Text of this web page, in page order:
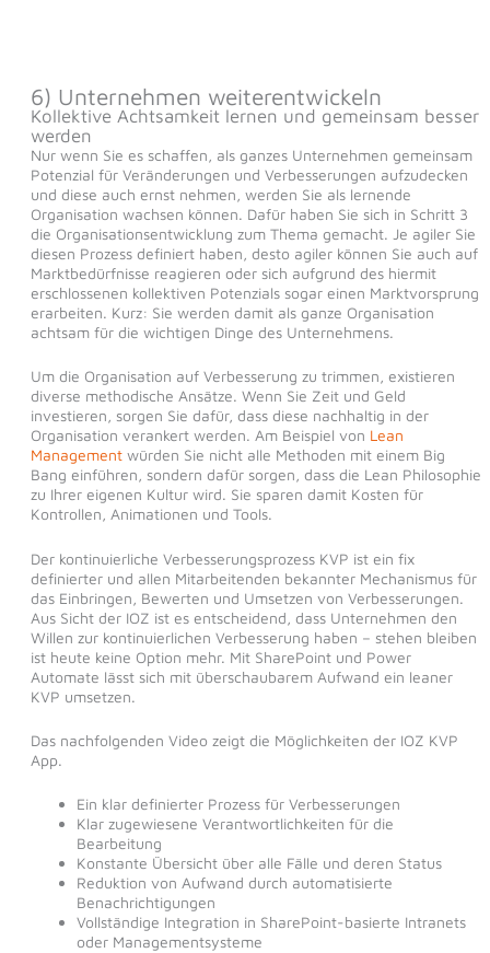
6) Unternehmen weiterentwickeln
Kollektive Achtsamkeit lernen und gemeinsam besser
werden
Nur wenn Sie es schaffen, als ganzes Unternehmen gemeinsam
Potenzial für Veränderungen und Verbesserungen aufzudecken
und diese auch ernst nehmen, werden Sie als lernende
Organisation wachsen können. Dafür haben Sie sich in Schritt 3
die Organisationsentwicklung zum Thema gemacht. Je agiler Sie
diesen Prozess definiert haben, desto agiler können Sie auch auf
Marktbedürfnisse reagieren oder sich aufgrund des hiermit
erschlossenen kollektiven Potenzials sogar einen Marktvorsprung
erarbeiten. Kurz: Sie werden damit als ganze Organisation
achtsam für die wichtigen Dinge des Unternehmens.
Um die Organisation auf Verbesserung zu trimmen, existieren
diverse methodische Ansätze. Wenn Sie Zeit und Geld
investieren, sorgen Sie dafür, dass diese nachhaltig in der
Organisation verankert werden. Am Beispiel von Lean
Managementwürden Sie nicht alle Methoden mit einem Big
Bang einführen, sondern dafür sorgen, dass die Lean Philosophie
zu Ihrer eigenen Kultur wird. Sie sparen damit Kosten für
Kontrollen, Animationen und Tools.
Der kontinuierliche Verbesserungsprozess KVP ist ein fix
definierter und allen Mitarbeitenden bekannter Mechanismus für
das Einbringen, Bewerten und Umsetzen von Verbesserungen.
Aus Sicht der IOZ ist es entscheidend, dass Unternehmen den
Willen zur kontinuierlichen Verbesserung haben – stehen bleiben
ist heute keine Option mehr. Mit SharePoint und Power
Automate lässt sich mit überschaubarem Aufwand ein leaner
KVP umsetzen.
Das nachfolgenden Video zeigt die Möglichkeiten der IOZ KVP
App.
Ein klar definierter Prozess für Verbesserungen
Klar zugewiesene Verantwortlichkeiten für die
Bearbeitung
Konstante Übersicht über alle Fälle und deren Status
Reduktion von Aufwand durch automatisierte
Benachrichtigungen
Vollständige Integration in SharePoint-basierte Intranets
oder Managementsysteme